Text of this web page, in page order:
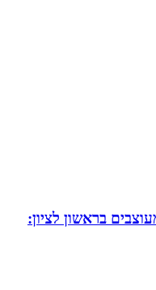
בראשון לציון: